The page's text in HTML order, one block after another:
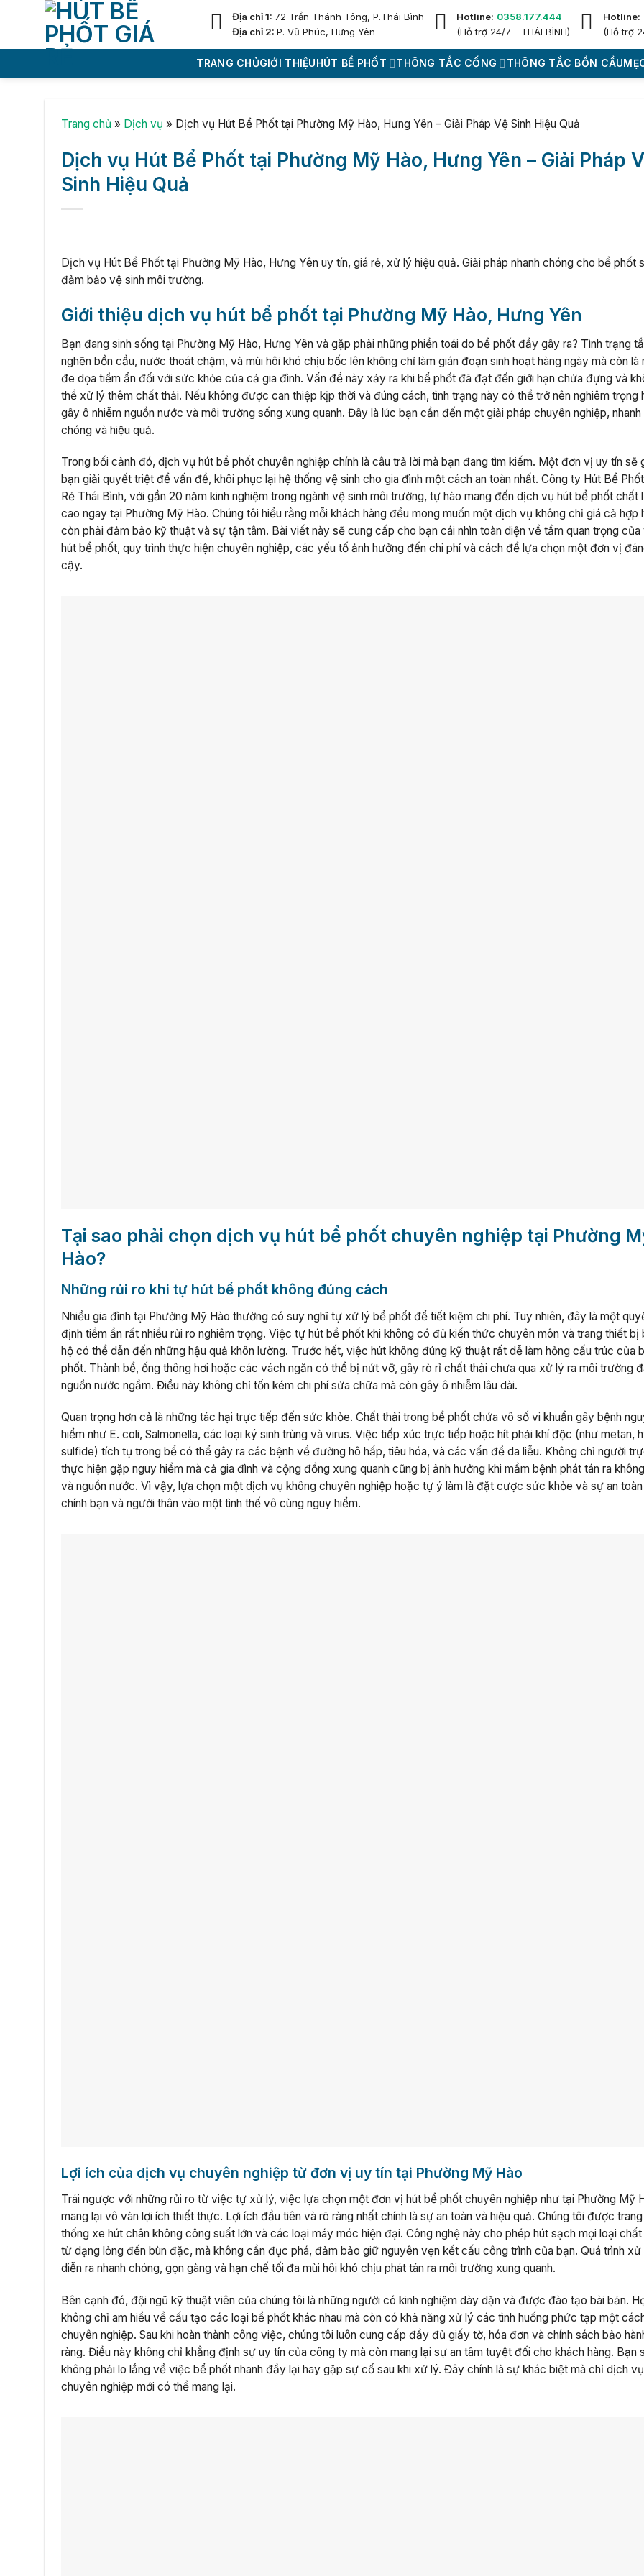
Địa chỉ 1: 72 Trần Thánh Tông, P.Thái Bình
Địa chỉ 2:P. Vũ Phúc, Hưng Yên
Hotline: 0358.177.444
(Hỗ trợ 24/7 - THÁI BÌNH)
Hotline:
(Hỗ trợ
TRANG CHỦGIỚI THIỆUHÚT BỂ PHỐT THÔNG TẮC CỐNG THÔNG TẮC BỒN CẦU
Trang chủ » Dịch vụ » Dịch vụ Hút Bể Phốt tại Phường Mỹ Hào, Hưng Yên – Giải Pháp Vệ Sinh Hiệu Quả
Dịch vụ Hút Bể Phốt tại Phường Mỹ Hào, Hưng Yên – Giải Pháp
Sinh Hiệu Quả
Dịch vụ Hút Bể Phốt tại Phường Mỹ Hào, Hưng Yên uy tín, giá rẻ, xử lý hiệu quả. Giải pháp nhanh chóng cho bể phốt
đảm bảo vệ sinh môi trường.
Giới thiệu dịch vụ hút bể phốt tại Phường Mỹ Hào, Hưng Yên
Bạn đang sinh sống tại Phường Mỹ Hào, Hưng Yên và gặp phải những phiền toái do bể phốt đầy gây ra? Tình trạng
nghẽn bồn cầu, nước thoát chậm, và mùi hôi khó chịu bốc lên không chỉ làm gián đoạn sinh hoạt hàng ngày mà còn là
đe dọa tiềm ẩn đối với sức khỏe của cả gia đình. Vấn đề này xảy ra khi bể phốt đã đạt đến giới hạn chứa đựng và
thể xử lý thêm chất thải. Nếu không được can thiệp kịp thời và đúng cách, tình trạng này có thể trở nên nghiêm trọng
gây ô nhiễm nguồn nước và môi trường sống xung quanh. Đây là lúc bạn cần đến một giải pháp chuyên nghiệp, nhanh
chóng và hiệu quả.
Trong bối cảnh đó, dịch vụ hút bể phốt chuyên nghiệp chính là câu trả lời mà bạn đang tìm kiếm. Một đơn vị uy tín sẽ
bạn giải quyết triệt để vấn đề, khôi phục lại hệ thống vệ sinh cho gia đình một cách an toàn nhất. Công ty Hút Bể
Rẻ Thái Bình, với gần 20 năm kinh nghiệm trong ngành vệ sinh môi trường, tự hào mang đến dịch vụ hút bể phốt chất
cao ngay tại Phường Mỹ Hào. Chúng tôi hiểu rằng mỗi khách hàng đều mong muốn một dịch vụ không chỉ giá cả hợp
còn phải đảm bảo kỹ thuật và sự tận tâm. Bài viết này sẽ cung cấp cho bạn cái nhìn toàn diện về tầm quan trọng
hút bể phốt, quy trình thực hiện chuyên nghiệp, các yếu tố ảnh hưởng đến chi phí và cách để lựa chọn một đơn vị
cậy.
Tại sao phải chọn dịch vụ hút bể phốt chuyên nghiệp tại Phường
Hào?
Những rủi ro khi tự hút bể phốt không đúng cách
Nhiều gia đình tại Phường Mỹ Hào thường có suy nghĩ tự xử lý bể phốt để tiết kiệm chi phí. Tuy nhiên, đây là một
định tiềm ẩn rất nhiều rủi ro nghiêm trọng. Việc tự hút bể phốt khi không có đủ kiến thức chuyên môn và trang thiết bị
hộ có thể dẫn đến những hậu quả khôn lường. Trước hết, việc hút không đúng kỹ thuật rất dễ làm hỏng cấu trúc của
phốt. Thành bể, ống thông hơi hoặc các vách ngăn có thể bị nứt vỡ, gây rò rỉ chất thải chưa qua xử lý ra môi trường
nguồn nước ngầm. Điều này không chỉ tốn kém chi phí sửa chữa mà còn gây ô nhiễm lâu dài.
Quan trọng hơn cả là những tác hại trực tiếp đến sức khỏe. Chất thải trong bể phốt chứa vô số vi khuẩn gây bệnh
hiểm như E. coli, Salmonella, các loại ký sinh trùng và virus. Việc tiếp xúc trực tiếp hoặc hít phải khí độc (như metan,
sulfide) tích tụ trong bể có thể gây ra các bệnh về đường hô hấp, tiêu hóa, và các vấn đề da liễu. Không chỉ người
thực hiện gặp nguy hiểm mà cả gia đình và cộng đồng xung quanh cũng bị ảnh hưởng khi mầm bệnh phát tán ra
và nguồn nước. Vì vậy, lựa chọn một dịch vụ không chuyên nghiệp hoặc tự ý làm là đặt cược sức khỏe và sự an
chính bạn và người thân vào một tình thế vô cùng nguy hiểm.
Lợi ích của dịch vụ chuyên nghiệp từ đơn vị uy tín tại Phường Mỹ Hào
Trái ngược với những rủi ro từ việc tự xử lý, việc lựa chọn một đơn vị hút bể phốt chuyên nghiệp như tại Phường Mỹ
mang lại vô vàn lợi ích thiết thực. Lợi ích đầu tiên và rõ ràng nhất chính là sự an toàn và hiệu quả. Chúng tôi được
thống xe hút chân không công suất lớn và các loại máy móc hiện đại. Công nghệ này cho phép hút sạch mọi loại
từ dạng lỏng đến bùn đặc, mà không cần đục phá, đảm bảo giữ nguyên vẹn kết cấu công trình của bạn. Quá trình xử
diễn ra nhanh chóng, gọn gàng và hạn chế tối đa mùi hôi khó chịu phát tán ra môi trường xung quanh.
Bên cạnh đó, đội ngũ kỹ thuật viên của chúng tôi là những người có kinh nghiệm dày dặn và được đào tạo bài bản.
không chỉ am hiểu về cấu tạo các loại bể phốt khác nhau mà còn có khả năng xử lý các tình huống phức tạp một
chuyên nghiệp. Sau khi hoàn thành công việc, chúng tôi luôn cung cấp đầy đủ giấy tờ, hóa đơn và chính sách bảo
ràng. Điều này không chỉ khẳng định sự uy tín của công ty mà còn mang lại sự an tâm tuyệt đối cho khách hàng. Bạn
không phải lo lắng về việc bể phốt nhanh đầy lại hay gặp sự cố sau khi xử lý. Đây chính là sự khác biệt mà chỉ dịch vụ
chuyên nghiệp mới có thể mang lại.